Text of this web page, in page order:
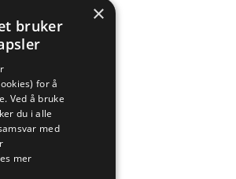
×
bruker
for å
Ved å bruke
du i alle
med
mer